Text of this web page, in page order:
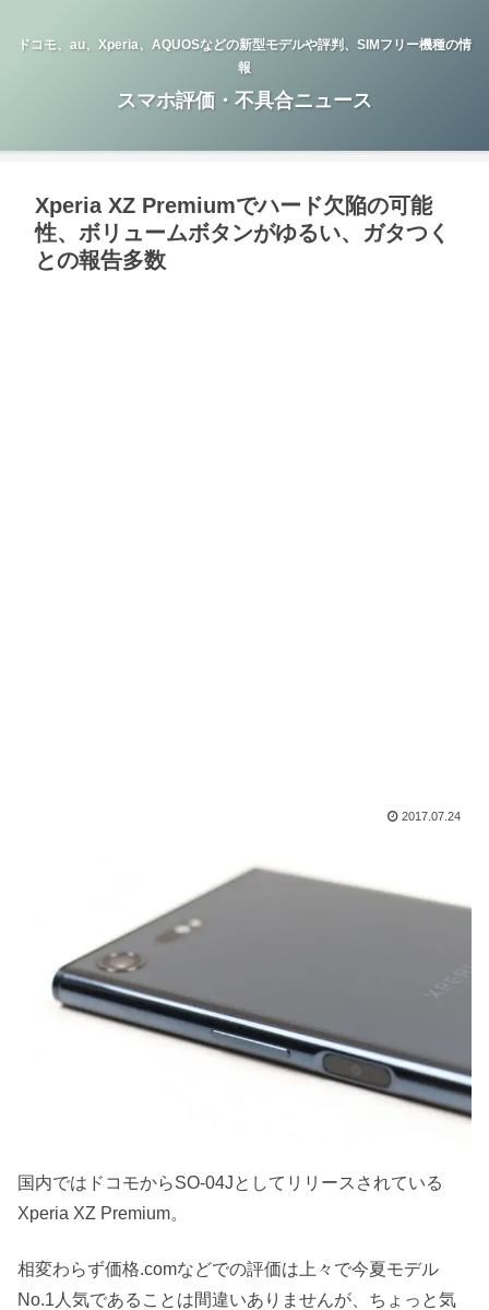
ドコモ、au、Xperia、AQUOSなどの新型モデルや評判、SIMフリー機種の情
報
スマホ評価・不具合ニュース
Xperia XZ Premiumでハード欠陥の可能
性、ボリュームボタンがゆるい、ガタつく
との報告多数
2017.07.24
国内ではドコモからSO-04Jとしてリリースされている
Xperia XZ Premium。
相変わらず価格.comなどでの評価は上々で今夏モデル
No.1人気であることは間違いありませんが、ちょっと気